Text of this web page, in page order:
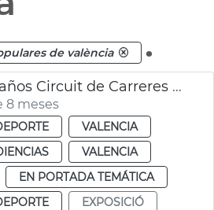
de valència .
Exposición 20 años Circuit de Carreres Caixa Popular Ciutat de València
8 meses
VALENCIA
VALENCIA
EN PORTADA TEMÁTICA
EXPOSICIÓ